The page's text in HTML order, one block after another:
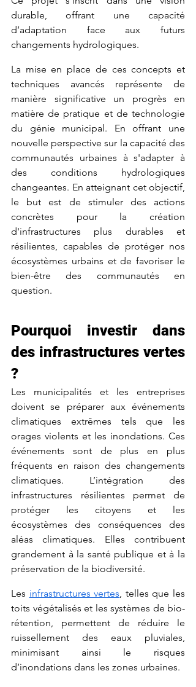
durable, offrant une capacité
d’adaptation face aux futurs
changements hydrologiques.
La mise en place de ces concepts et
techniques avancés représente de
manière significative un progrès en
matière de pratique et de technologie
du génie municipal. En offrant une
nouvelle perspective sur la capacité des
communautés urbaines à s'adapter à
des conditions hydrologiques
changeantes. En atteignant cet objectif,
le but est de stimuler des actions
concrètes pour la création
d'infrastructures plus durables et
résilientes, capables de protéger nos
écosystèmes urbains et de favoriser le
bien-être des communautés en
question.
Pourquoi investir dans
des infrastructures vertes
?
Les municipalités et les entreprises
doivent se préparer aux événements
climatiques extrêmes tels que les
orages violents et les inondations. Ces
événements sont de plus en plus
fréquents en raison des changements
climatiques. L’intégration des
infrastructures résilientes permet de
protéger les citoyens et les
écosystèmes des conséquences des
aléas climatiques. Elles contribuent
grandement à la santé publique et à la
préservation de la biodiversité.
Les infrastructures vertes, telles que les
toits végétalisés et les systèmes de bio-
rétention, permettent de réduire le
ruissellement des eaux pluviales,
minimisant ainsi le risques
d’inondations dans les zones urbaines.